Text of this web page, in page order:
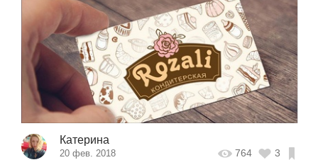
Катерина
20 фев. 2018 764 3